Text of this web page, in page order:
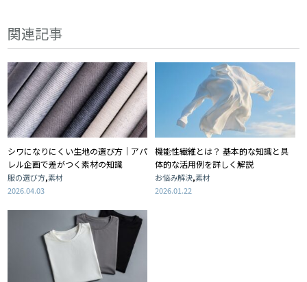
関連記事
シワになりにくい生地の選び方｜アパ
レル企画で差がつく素材の知識
服の選び方,素材
2026.04.03
機能性繊維とは？ 基本的な知識と具
体的な活用例を詳しく解説
お悩み解決,素材
2026.01.22